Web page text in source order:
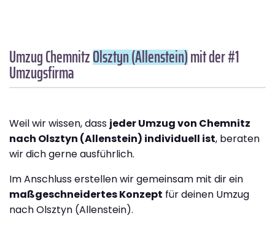
Umzug ChemnitzOlsztyn (Allenstein)mit der #1
Umzugsfirma
Weil wir wissen, dass jeder Umzug von Chemnitz
nach Olsztyn (Allenstein) individuell ist, beraten
wir dich gerne ausführlich.
Im Anschluss erstellen wir gemeinsam mit dir ein
maßgeschneidertes Konzept für deinen Umzug
nach Olsztyn (Allenstein).